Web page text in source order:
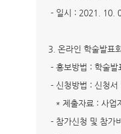
- 일시 : 2021. 10.
3. 온라인 학술발표
- 홍보방법 : 학술발
- 신청방법 : 신청서
* 제출자료 : 사업
- 참가신청 및 참가